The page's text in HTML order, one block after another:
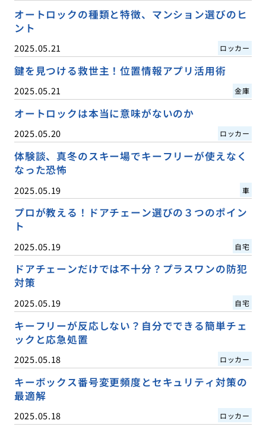
オートロックの種類と特徴、マンション選びのヒ
ント
2025.05.21 ロッカー
鍵を見つける救世主！位置情報アプリ活用術
2025.05.21 金庫
オートロックは本当に意味がないのか
2025.05.20 ロッカー
体験談、真冬のスキー場でキーフリーが使えなく
なった恐怖
2025.05.19 車
プロが教える！ドアチェーン選びの３つのポイン
ト
2025.05.19 自宅
ドアチェーンだけでは不十分？プラスワンの防犯
対策
2025.05.19 自宅
キーフリーが反応しない？自分でできる簡単チェ
ックと応急処置
2025.05.18 ロッカー
キーボックス番号変更頻度とセキュリティ対策の
最適解
2025.05.18 ロッカー